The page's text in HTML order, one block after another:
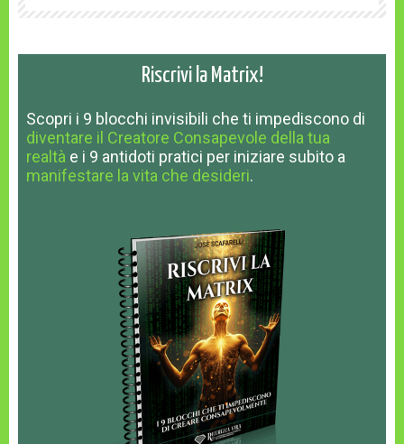
Riscrivi la Matrix!
Scopri i 9 blocchi invisibili che ti impediscono di
diventare il Creatore Consapevole della tua
realtà e i 9 antidoti pratici per iniziare subito a
manifestare la vita che desideri.